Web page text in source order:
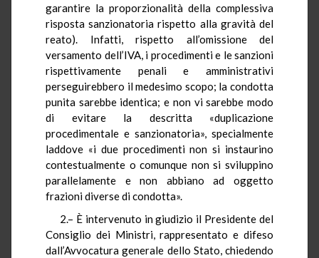
garantire la proporzionalità della complessiva
risposta sanzionatoria rispetto alla gravità del
reato). Infatti, rispetto all’omissione del
versamento dell’IVA, i procedimenti e le sanzioni
rispettivamente penali e amministrativi
perseguirebbero il medesimo scopo; la condotta
punita sarebbe identica; e non vi sarebbe modo
di evitare la descritta «duplicazione
procedimentale e sanzionatoria», specialmente
laddove «i due procedimenti non si instaurino
contestualmente o comunque non si sviluppino
parallelamente e non abbiano ad oggetto
frazioni diverse di condotta».
2.– È intervenuto in giudizio il Presidente del
Consiglio dei Ministri, rappresentato e difeso
dall’Avvocatura generale dello Stato, chiedendo